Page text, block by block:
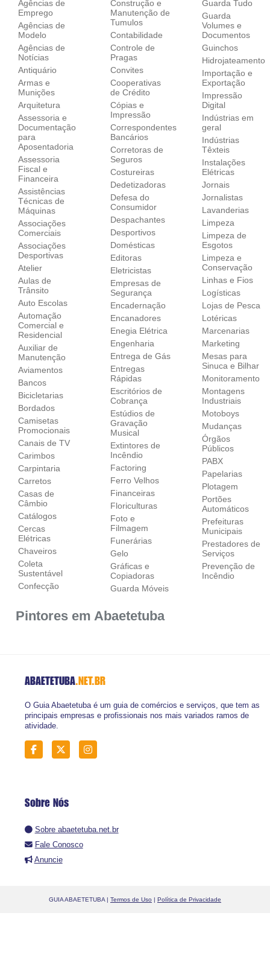
Agências de
Emprego
Agências de
Modelo
Agências de
Notícias
Antiquário
Armas e
Munições
Arquitetura
Assessoria e
Documentação
para
Aposentadoria
Assessoria
Fiscal e
Financeira
Assistências
Técnicas de
Máquinas
Associações
Comerciais
Associações
Desportivas
Atelier
Aulas de
Trânsito
Auto Escolas
Automação
Comercial e
Residencial
Auxiliar de
Manutenção
Aviamentos
Bancos
Bicicletarias
Bordados
Camisetas
Promocionais
Canais de TV
Carimbos
Carpintaria
Carretos
Casas de
Câmbio
Catálogos
Cercas
Elétricas
Chaveiros
Coleta
Sustentável
Confecção
Construção e
Manutenção de
Tumulos
Contabilidade
Controle de
Pragas
Convites
Cooperativas
de Crédito
Cópias e
Impressão
Correspondentes
Bancários
Corretoras de
Seguros
Costureiras
Dedetizadoras
Defesa do
Consumidor
Despachantes
Desportivos
Domésticas
Editoras
Eletricistas
Empresas de
Segurança
Encadernação
Encanadores
Enegia Elétrica
Engenharia
Entrega de Gás
Entregas
Rápidas
Escritórios de
Cobrança
Estúdios de
Gravação
Musical
Extintores de
Incêndio
Factoring
Ferro Velhos
Financeiras
Floriculturas
Foto e
Filmagem
Funerárias
Gelo
Gráficas e
Copiadoras
Guarda Móveis
Guarda Tudo
Guarda
Volumes e
Documentos
Guinchos
Hidrojateamento
Importação e
Exportação
Impressão
Digital
Indústrias em
geral
Indústrias
Têxteis
Instalações
Elétricas
Jornais
Jornalistas
Lavanderias
Limpeza
Limpeza de
Esgotos
Limpeza e
Conservação
Linhas e Fios
Logísticas
Lojas de Pesca
Lotéricas
Marcenarias
Marketing
Mesas para
Sinuca e Bilhar
Monitoramento
Montagens
Industriais
Motoboys
Mudanças
Órgãos
Públicos
PABX
Papelarias
Plotagem
Portões
Automáticos
Prefeituras
Municipais
Prestadores de
Serviços
Prevenção de
Incêndio
Pintores em Abaetetuba
ABAETETUBA.NET.BR
O Guia Abaetetuba é um guia de comércios e serviços, que tem as
principais empresas e profissionais nos mais variados ramos de
atividade.
Sobre Nós
Sobre abaetetuba.net.br
Fale Conosco
Anuncie
GUIA ABAETETUBA | Termos de Uso | Política de Privacidade